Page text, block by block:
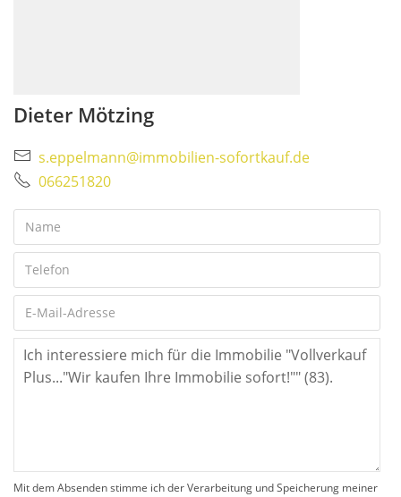
Dieter Mötzing
s.eppelmann@immobilien-sofortkauf.de
066251820
Mit dem Absenden stimme ich der Verarbeitung und Speicherung meiner